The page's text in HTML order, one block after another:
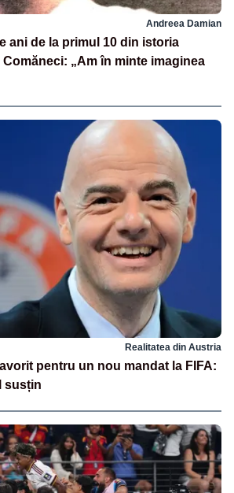
Andreea Damian
ani de la primul 10 din istoria
„Am în minte imaginea
Realitatea din Austria
pentru un nou mandat la FIFA:
susțin